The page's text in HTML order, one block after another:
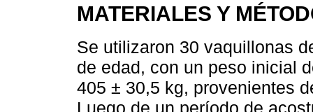
MATERIALES Y
Se utilizaron 30 vaquillonas
de edad, con un peso inicial
405 ± 30,5 kg, provenientes
Luego de un período de